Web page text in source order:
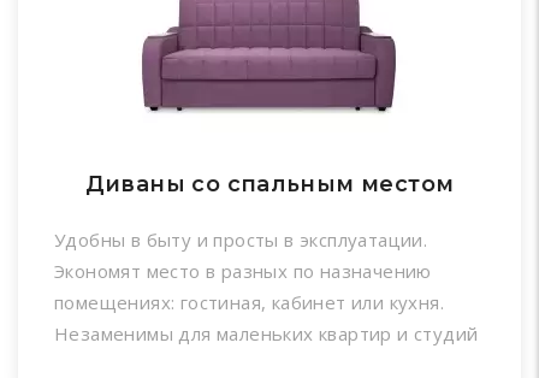
Диваны со спальным местом
Удобны в быту и просты в эксплуатации.
Экономят место в разных по назначению
помещениях: гостиная, кабинет или кухня.
Незаменимы для маленьких квартир и студий